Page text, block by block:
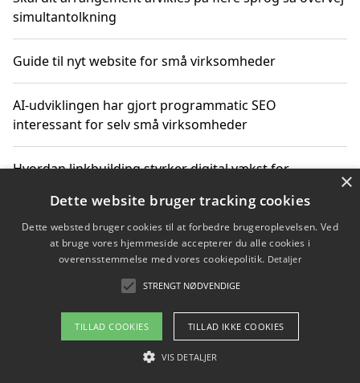
simultantolkning
Guide til nyt website for små virksomheder
AI-udviklingen har gjort programmatic SEO
interessant for selv små virksomheder
Hvordan linkbuilding styrker digital vækst for
Sådan har udviklingen inden for genbrug af elektronik
ændret sig
Copyright 2026 - Pilanto Aps
Om / kontakt
×
Dette website bruger tracking cookies
Dette websted bruger cookies til at forbedre brugeroplevelsen. Ved
at bruge vores hjemmeside accepterer du alle cookies i
overensstemmelse med vores cookiepolitik. Detaljer
STRENGT NØDVENDIGE
TILLAD COOKIES TILLAD IKKE COOKIES
VIS DETALJER